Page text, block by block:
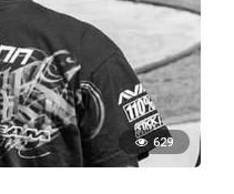
629